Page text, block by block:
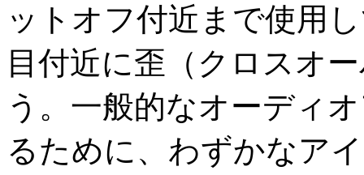
ットオフ付近まで使用
目付近に歪（クロスオ
う。一般的なオーディ
るために、わずかなア